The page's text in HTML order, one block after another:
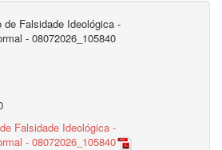
de Falsidade Ideológica -
- 08072026_105840
Falsidade Ideológica -
- 08072026_105840